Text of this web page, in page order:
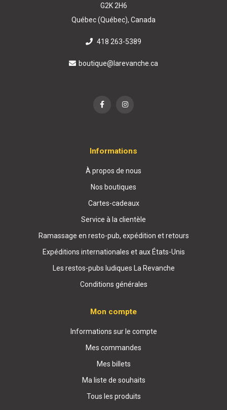
G2K 2H6
Québec (Québec), Canada
418 263-5389
boutique@larevanche.ca
Informations
À propos de nous
Nos boutiques
Cartes-cadeaux
Service à la clientèle
Ramassage en resto-pub, expédition et retours
Expéditions internationales et aux États-Unis
Les restos-pubs ludiques La Revanche
Conditions générales
Mon compte
Informations sur le compte
Mes commandes
Mes billets
Ma liste de souhaits
Tous les produits